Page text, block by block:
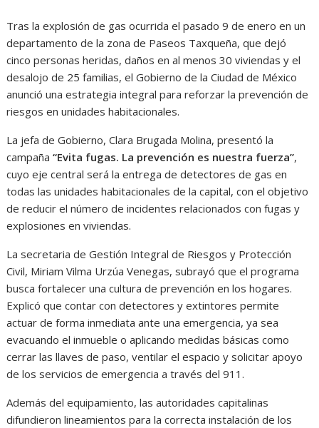
Tras la explosión de gas ocurrida el pasado 9 de enero en un
departamento de la zona de Paseos Taxqueña, que dejó
cinco personas heridas, daños en al menos 30 viviendas y el
desalojo de 25 familias, el Gobierno de la Ciudad de México
anunció una estrategia integral para reforzar la prevención de
riesgos en unidades habitacionales.
La jefa de Gobierno, Clara Brugada Molina, presentó la
campaña“Evita fugas. La prevención es nuestra fuerza”,
cuyo eje central será la entrega de detectores de gas en
todas las unidades habitacionales de la capital, con el objetivo
de reducir el número de incidentes relacionados con fugas y
explosiones en viviendas.
La secretaria de Gestión Integral de Riesgos y Protección
Civil, Miriam Vilma Urzúa Venegas, subrayó que el programa
busca fortalecer una cultura de prevención en los hogares.
Explicó que contar con detectores y extintores permite
actuar de forma inmediata ante una emergencia, ya sea
evacuando el inmueble o aplicando medidas básicas como
cerrar las llaves de paso, ventilar el espacio y solicitar apoyo
de los servicios de emergencia a través del 911.
Además del equipamiento, las autoridades capitalinas
difundieron lineamientos para la correcta instalación de los